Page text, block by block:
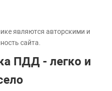
являются авторскими и
сайта.
ПДД - легко и